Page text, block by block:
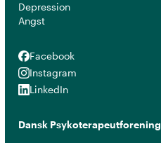
Depression
Angst
Facebook
Facebook
Instagram
Instagram
LinkedIn
LinkedIn
Dansk Psykoterapeutforening